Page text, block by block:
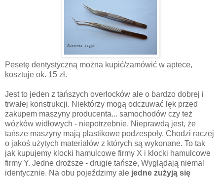
Pesetę dentystyczną można kupić/zamówić w aptece,
kosztuje ok. 15 zł.
Jest to jeden z tańszych overlocków ale o bardzo dobrej i
trwałej konstrukcji. Niektórzy mogą odczuwać lęk przed
zakupem maszyny producenta... samochodów czy też
wózków widłowych - niepotrzebnie. Nieprawdą jest, że
tańsze maszyny mają plastikowe podzespoły. Chodzi raczej
o jakoś użytych materiałów z których są wykonane. To tak
jak kupujemy klocki hamulcowe firmy X i klocki hamulcowe
firmy Y. Jedne droższe - drugie tańsze, Wyglądają niemal
identycznie. Na obu pojeździmy ale jedne zużyją się